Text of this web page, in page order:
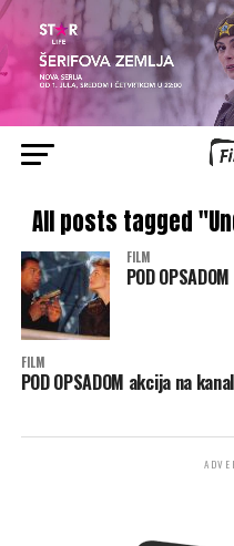
All posts tagged
FILM
POD
FILM
POD OPSADOM akcija na